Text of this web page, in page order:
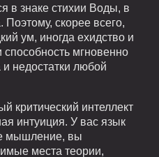
в знаке стихии Воды, в
Поэтому, скорее всего,
ум, иногда ехидство и
способность мгновенно
недостатки любой
критический интеллект
интуиция. У вас язык
мышление, вы
места теории,